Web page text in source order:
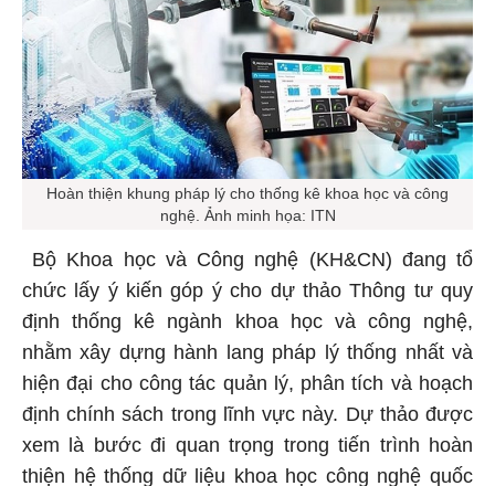
Hoàn thiện khung pháp lý cho thống kê khoa học và công
nghệ. Ảnh minh họa: ITN
Bộ Khoa học và Công nghệ (KH&CN) đang tổ
chức lấy ý kiến góp ý cho dự thảo Thông tư quy
định thống kê ngành khoa học và công nghệ,
nhằm xây dựng hành lang pháp lý thống nhất và
hiện đại cho công tác quản lý, phân tích và hoạch
định chính sách trong lĩnh vực này. Dự thảo được
xem là bước đi quan trọng trong tiến trình hoàn
thiện hệ thống dữ liệu khoa học công nghệ quốc